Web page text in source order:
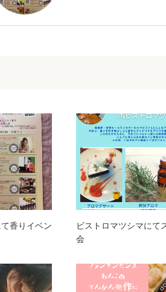
香りイベン
ビストロマツシマにて
会